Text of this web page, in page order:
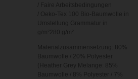
/ Faire Arbeitsbedingungen
/ Oeko-Tex 100 Bio-Baumwolle in
Umstellung Grammatur in
Materialzusammensetzung: 80%
Baumwolle / 20% Polyester
(Heather Grey Melange: 85%
Baumwolle / 8% Polyester / 7%